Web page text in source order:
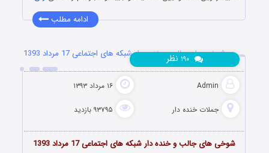
ادامه مطلب
شوخی های جالب و خنده دار شبکه های اجتماعی 17 مرداد 1393
Admin ۱۶ مرداد ۱۳۹۳
جملات خنده دار ۹۳۷۹۵ بازدید
۱۹۰ نظر
شوخی های جالب و خنده دار شبکه های اجتماعی 17 مرداد 1393